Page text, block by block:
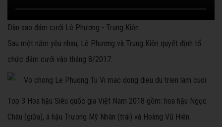
Dàn sao đám cưới Lê Phương - Trung Kiên
Sau một năm yêu nhau, Lê Phương và Trung Kiên quyết định tổ
chức đám cưới vào tháng 8/2017.
Top 3 Hoa hậu Siêu quốc gia Việt Nam 2018 gồm: hoa hậu Ngọc
Châu (giữa), á hậu Trương Mỹ Nhân (trái) và Hoàng Vũ Hiên.